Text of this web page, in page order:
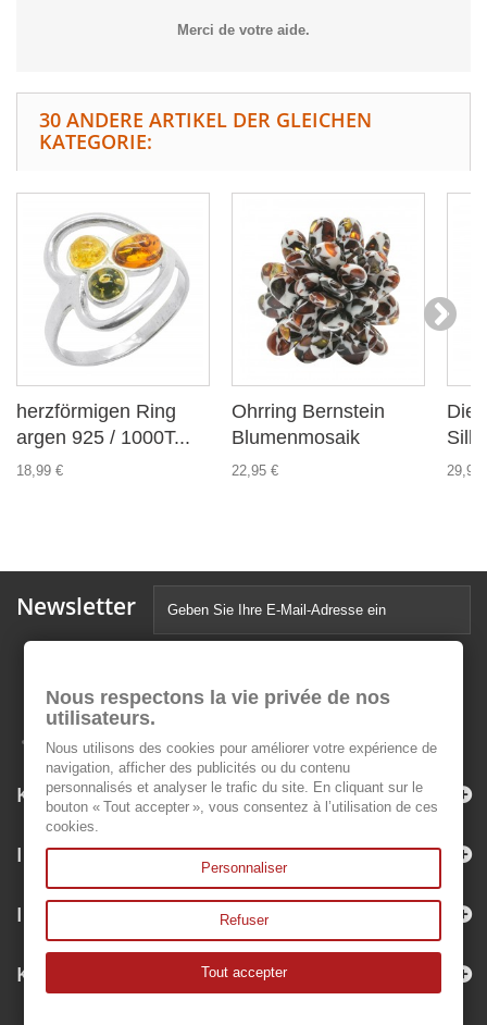
Merci de votre aide.
30 ANDERE ARTIKEL DER GLEICHEN
KATEGORIE:
herzförmigen Ring
argen 925 / 1000T...
18,99 €
Ohrring Bernstein
Blumenmosaik
22,95 €
Die
29,99
Newsletter
Kategorien
Informationen
Ihr Kundenbereich
Kontakt
Nous respectons la vie privée de nos
utilisateurs.
Nous utilisons des cookies pour améliorer votre expérience de
navigation, afficher des publicités ou du contenu
personnalisés et analyser le trafic du site. En cliquant sur le
bouton « Tout accepter », vous consentez à l’utilisation de ces
cookies.
Personnaliser
Refuser
Tout accepter